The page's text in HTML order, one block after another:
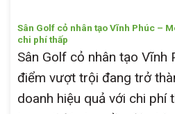
Sân Golf cỏ nhân tạo Vĩnh Phúc –
chi phí thấp
Sân Golf cỏ nhân tạo Vĩnh
điểm vượt trội đang trở
doanh hiệu quả với chi phí